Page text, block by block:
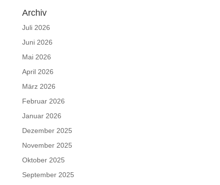
Archiv
Juli 2026
Juni 2026
Mai 2026
April 2026
März 2026
Februar 2026
Januar 2026
Dezember 2025
November 2025
Oktober 2025
September 2025